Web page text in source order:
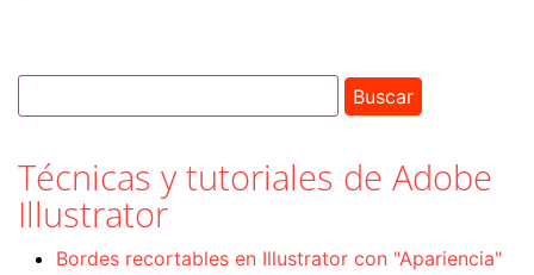
Técnicas y tutoriales de Adobe
Illustrator
Bordes recortables en Illustrator con "Apariencia"